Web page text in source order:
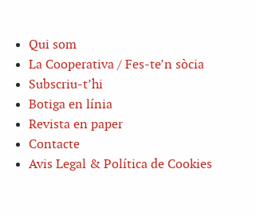
Qui som
La Cooperativa / Fes-te’n sòcia
Subscriu-t’hi
Botiga en línia
Revista en paper
Contacte
Avis Legal & Política de Cookies